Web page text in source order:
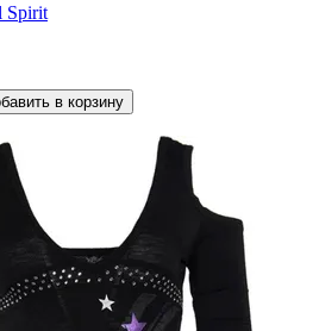
Spirit
в корзину